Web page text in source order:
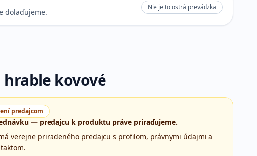
dolaďujeme.
Nie je to ostrá prevádzka
hrable kovové
predajcom
— predajcu k produktu práve priraďujeme.
verejne priradeného predajcu s profilom, právnymi údajmi a